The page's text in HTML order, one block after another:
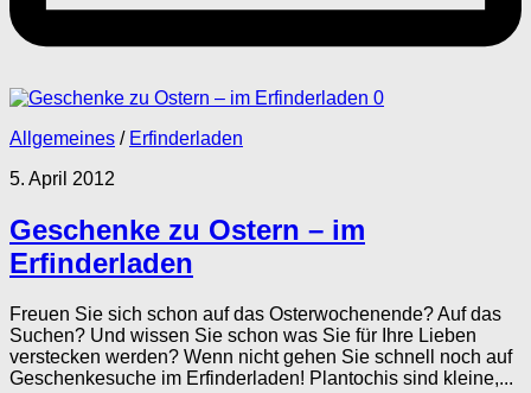
0
Allgemeines / Erfinderladen
5. April 2012
Geschenke zu Ostern – im
Erfinderladen
Freuen Sie sich schon auf das Osterwochenende? Auf das
Suchen? Und wissen Sie schon was Sie für Ihre Lieben
verstecken werden? Wenn nicht gehen Sie schnell noch auf
Geschenkesuche im Erfinderladen! Plantochis sind kleine,...